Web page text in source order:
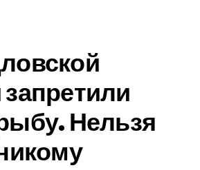
Нельзя